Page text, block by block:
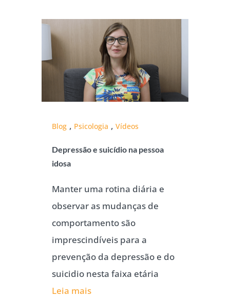
Blog , Psicologia , Vídeos
Depressão e suicídio na pessoa
idosa
Manter uma rotina diária e
observar as mudanças de
comportamento são
imprescindíveis para a
prevenção da depressão e do
suicidio nesta faixa etária
Leia mais